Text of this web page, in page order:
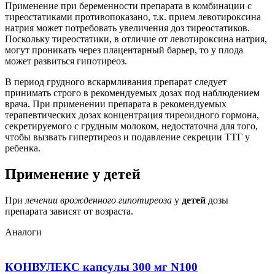
Применение при беременности препарата в комбинации с
тиреостатиками противопоказано, т.к. прием левотироксина
натрия может потребовать увеличения доз тиреостатиков.
Поскольку тиреостатики, в отличие от левотироксина натрия,
могут проникать через плацентарный барьер, то у плода
может развиться гипотиреоз.
В период грудного вскармливания препарат следует
принимать строго в рекомендуемых дозах под наблюдением
врача. При применении препарата в рекомендуемых
терапевтических дозах концентрация тиреоидного гормона,
секретируемого с грудным молоком, недостаточна для того,
чтобы вызвать гипертиреоз и подавление секреции ТТГ у
ребенка.
Применение у детей
При лечении врожденного гипотиреоза у детей дозы
препарата зависят от возраста.
Аналоги
КОНВУЛЕКС капсулы 300 мг N100